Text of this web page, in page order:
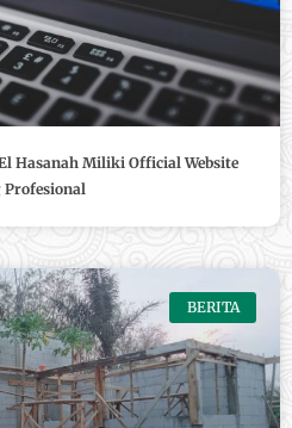
Hasanah Miliki Official Website
Profesional
BERITA